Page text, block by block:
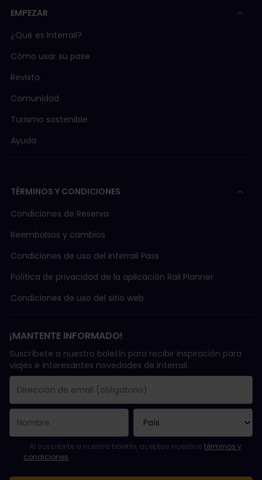
EMPEZAR
¿Qué es Interrail?
Cómo usar su pase
Revista
Comunidad
Turismo sostenible
Ayuda
TÉRMINOS Y CONDICIONES
Condiciones de Reserva
Reembolsos y cambios
Condiciones de uso del Interrail Pass
Política de privacidad de la aplicación Rail Planner
Condiciones de uso del sitio web
¡MANTENTE INFORMADO!
Suscríbete a nuestro boletín para recibir inspiración para
viajes e interesantes novedades de Interrail.
Se suscribió con éxito.
El campo de dirección de email es obligatorio.
La dirección de email no es válida.
Ha habido un fallo al suscribirte al boletín. Vuelve a intentarlo
¡Ya te has suscrito a este boletín!
Acepta los términos y condiciones para suscribirte al boletín
Al suscribirte a nuestro boletín, aceptas nuestros términos y
condiciones.